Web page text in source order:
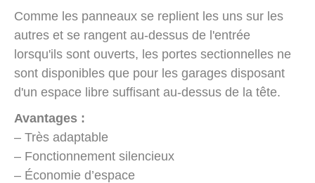
Comme les panneaux se replient les uns sur les
autres et se rangent au-dessus de l'entrée
lorsqu'ils sont ouverts, les portes sectionnelles ne
sont disponibles que pour les garages disposant
d'un espace libre suffisant au-dessus de la tête.
Avantages :
– Très adaptable
– Fonctionnement silencieux
– Économie d’espace